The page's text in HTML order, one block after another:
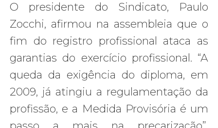
O presidente do Sindicato, Paulo
Zocchi, afirmou na assembleia que o
fim do registro profissional ataca as
garantias do exercício profissional. “A
queda da exigência do diploma, em
2009, já atingiu a regulamentação da
profissão, e a Medida Provisória é um